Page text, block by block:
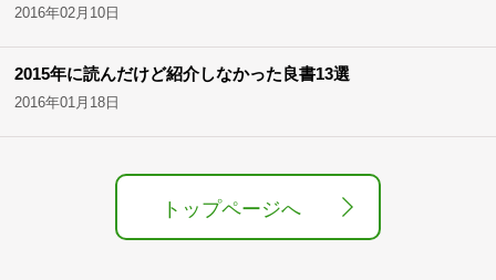
2016年02月10日
2015年に読んだけど紹介しなかった良書13選
2016年01月18日
トップページへ